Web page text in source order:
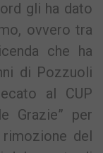
gli ha dato
ovvero tra
che ha
di Pozzuoli
al CUP
Grazie” per
del